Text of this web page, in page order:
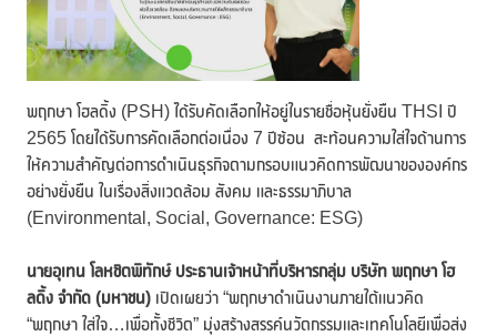
พฤกษา โฮลดิ้ง (PSH) ได้รับคัดเลือกให้อยู่ในรายชื่อหุ้นยั่งยืน THSI ปี
2565 โดยได้รับการคัดเลือกต่อเนื่อง 7 ปีซ้อน สะท้อนความใส่ใจด้านการ
ให้ความสำคัญต่อการดำเนินธุรกิจตามกรอบแนวคิดการพัฒนาขององค์กร
อย่างยั่งยืน ในเรื่องสิ่งแวดล้อม สังคม และธรรมาภิบาล
(Environmental, Social, Governance: ESG)
นายอุเทน โลหชิตพิทักษ์ ประธานเจ้าหน้าที่บริหารกลุ่ม บริษัท พฤกษา โฮ
ลดิ้ง จำกัด (มหาชน) เปิดเผยว่า “พฤกษาดำเนินงานภายใต้แนวคิด
“พฤกษา ใส่ใจ…เพื่อทั้งชีวิต” มุ่งสร้างสรรค์นวัตกรรมและเทคโนโลยีเพื่อส่ง